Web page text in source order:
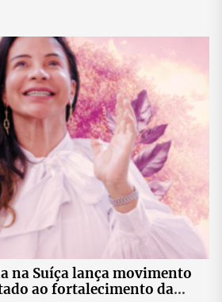
na Suíça lança movimento
ao fortalecimento da